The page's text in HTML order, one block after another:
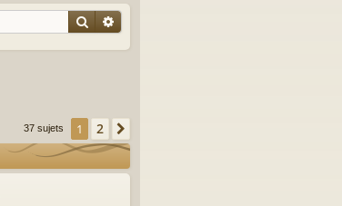
Q ne
xi
nr
eg
Rechercher
Recherche avancée
37 sujets 1 2